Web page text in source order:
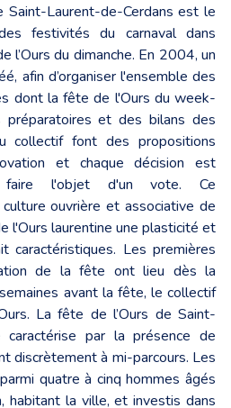
Laurent-de-Cerdans est le
festivités du carnaval dans
l’Ours du dimanche. En 2004, un
afin d’organiser l'ensemble des
dont la fête de l'Ours du week-
préparatoires et des bilans des
collectif font des propositions
et chaque décision est
l'objet d'un vote. Ce
ouvrière et associative de
l'Ours laurentine une plasticité et
caractéristiques. Les premières
de la fête ont lieu dès la
avant la fête, le collectif
La fête de l’Ours de Saint-
caractérise par la présence de
discrètement à mi-parcours. Les
quatre à cinq hommes âgés
habitant la ville, et investis dans